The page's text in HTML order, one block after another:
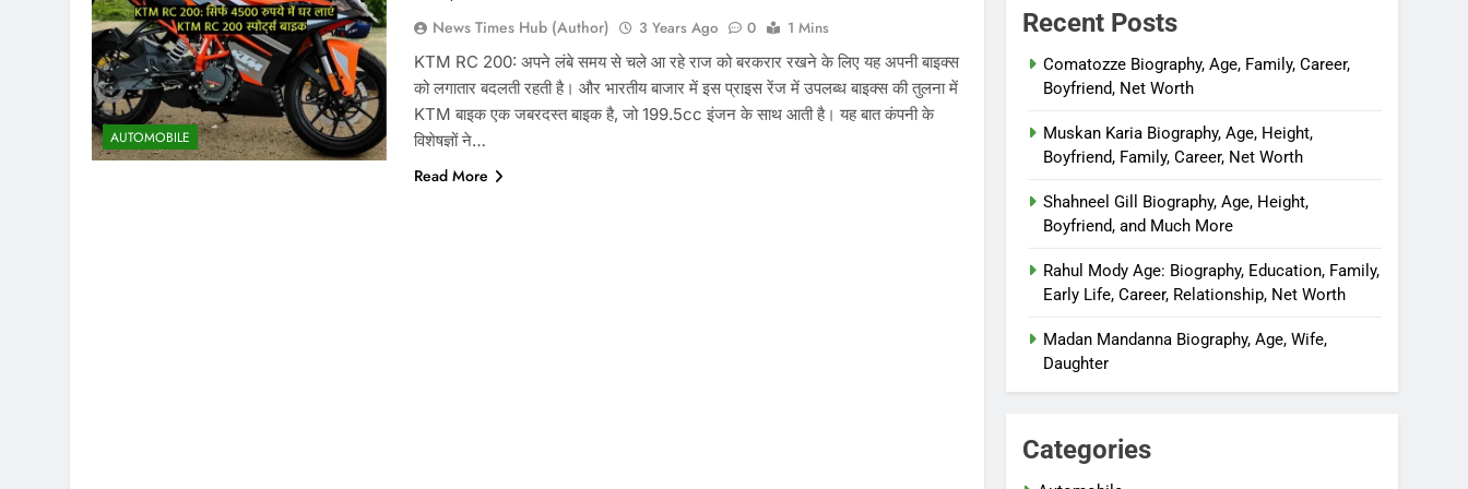
AUTOMOBILE
News Times Hub (Author) 3 Years Ago 0
1 Mins
KTM RC 200: अपने लंबे समय से चले आ रहे राज को बरकरार रखने के लिए यह अपनी बाइक्स
को लगातार बदलती रहती है। और भारतीय बाजार में इस प्राइस रेंज में उपलब्ध बाइक्स की तुलना में
KTM बाइक एक जबरदस्त बाइक है, जो 199.5cc इंजन के साथ आती है। यह बात कंपनी के
विशेषज्ञों ने…
Read More
Recent Posts
Comatozze Biography, Age, Family, Career,
Boyfriend, Net Worth
Muskan Karia Biography, Age, Height,
Boyfriend, Family, Career, Net Worth
Shahneel Gill Biography, Age, Height,
Boyfriend, and Much More
Rahul Mody Age: Biography, Education, Family,
Early Life, Career, Relationship, Net Worth
Madan Mandanna Biography, Age, Wife,
Daughter
Categories